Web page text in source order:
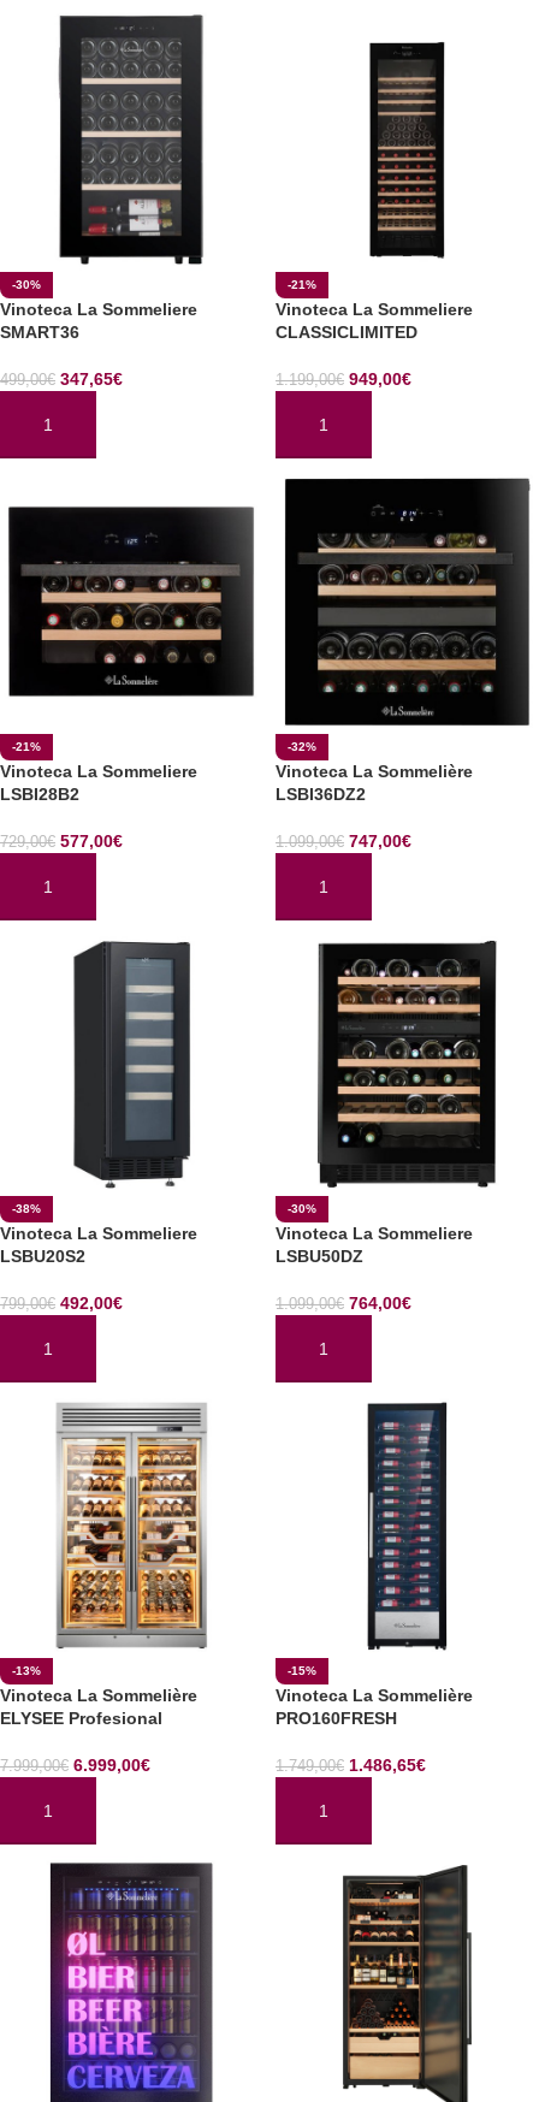
-30%
Vinoteca La Sommeliere
SMART36
499,00€ 347,65€
AÑADIR AL CARRITO
-21%
Vinoteca La Sommeliere
CLASSICLIMITED
1.199,00€ 949,00€
AÑADIR AL CARRITO
-21%
Vinoteca La Sommeliere
LSBI28B2
729,00€ 577,00€
AÑADIR AL CARRITO
-32%
Vinoteca La Sommelière
LSBI36DZ2
1.099,00€ 747,00€
AÑADIR AL CARRITO
-38%
Vinoteca La Sommeliere
LSBU20S2
799,00€ 492,00€
AÑADIR AL CARRITO
-30%
Vinoteca La Sommeliere
LSBU50DZ
1.099,00€ 764,00€
AÑADIR AL CARRITO
-13%
Vinoteca La Sommelière
ELYSEE Profesional
7.999,00€ 6.999,00€
AÑADIR AL CARRITO
-15%
Vinoteca La Sommelière
PRO160FRESH
1.749,00€ 1.486,65€
AÑADIR AL CARRITO